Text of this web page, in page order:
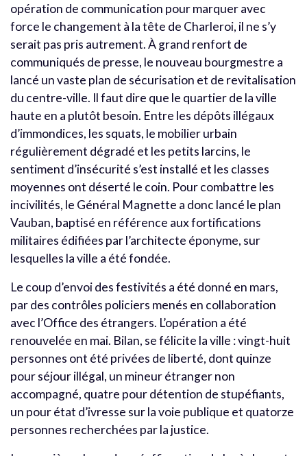
opération de communication pour marquer avec
force le changement à la tête de Charleroi, il ne s’y
serait pas pris autrement. À grand renfort de
communiqués de presse, le nouveau bourgmestre a
lancé un vaste plan de sécurisation et de revitalisation
du centre-ville. Il faut dire que le quartier de la ville
haute en a plutôt besoin. Entre les dépôts illégaux
d’immondices, les squats, le mobilier urbain
régulièrement dégradé et les petits larcins, le
sentiment d’insécurité s’est installé et les classes
moyennes ont déserté le coin. Pour combattre les
incivilités, le Général Magnette a donc lancé le plan
Vauban, baptisé en référence aux fortifications
militaires édifiées par l’architecte éponyme, sur
lesquelles la ville a été fondée.
Le coup d’envoi des festivités a été donné en mars,
par des contrôles policiers menés en collaboration
avec l’Office des étrangers. L’opération a été
renouvelée en mai. Bilan, se félicite la ville : vingt-huit
personnes ont été privées de liberté, dont quinze
pour séjour illégal, un mineur étranger non
accompagné, quatre pour détention de stupéfiants,
un pour état d’ivresse sur la voie publique et quatorze
personnes recherchées par la justice.